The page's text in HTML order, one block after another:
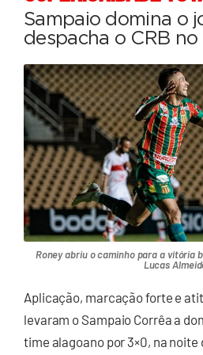
Sampaio domina o
despacha o CRB no
Roney abriu o caminho para a vitória
Lucas
Aplicação, marcação forte e
levaram o Sampaio Corrêa a
time alagoano por 3×0, na noite